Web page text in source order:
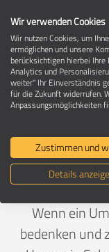
Umzug in
Ein
Deutschland>
Wenn ein
bedenken und
Wir verwenden Cookies
Wir nutzen Cookies, um
ermöglichen und unsere
berücksichtigen hierbei
Analytics und
weiter" Ihr Einverständnis
für die Zukunft widerrufen.
Anpassungsmöglichkeiten
Zustimmen und
Details